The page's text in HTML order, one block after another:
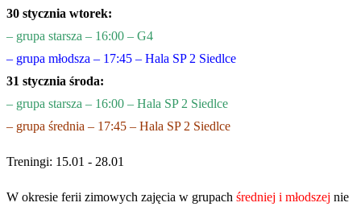
30 stycznia wtorek:
– grupa starsza – 16:00 – G4
– grupa młodsza – 17:45 – Hala SP 2 Siedlce
31 stycznia środa:
– grupa starsza – 16:00 – Hala SP 2 Siedlce
– grupa średnia – 17:45 – Hala SP 2 Siedlce
Treningi: 15.01 - 28.01
W okresie ferii zimowych zajęcia w grupach średniej i młodszej nie